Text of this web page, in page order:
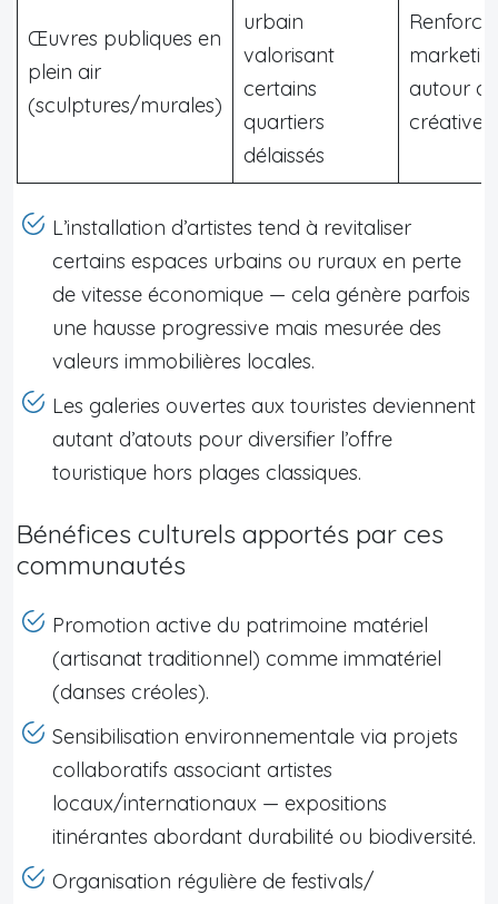
Œuvres publiques en
plein air
(sculptures/murales)
urbain
valorisant
certains
quartiers
délaissés
autour
créative
L’installation d’artistes tend à revitaliser
certains espaces urbains ou ruraux en perte
de vitesse économique — cela génère parfois
une hausse progressive mais mesurée des
valeurs immobilières locales.
Les galeries ouvertes aux touristes deviennent
autant d’atouts pour diversifier l’offre
touristique hors plages classiques.
Bénéfices culturels apportés par ces
communautés
Promotion active du patrimoine matériel
(artisanat traditionnel) comme immatériel
(danses créoles).
Sensibilisation environnementale via projets
collaboratifs associant artistes
locaux/internationaux — expositions
itinérantes abordant durabilité ou biodiversité.
Organisation régulière de festivals/